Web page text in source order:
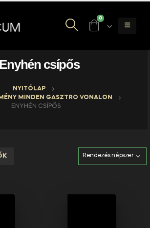
0
Enyhén csípős
NYITÓLAP
MINDEN GASZTRO VONALON
ENYHÉN CSÍPŐS